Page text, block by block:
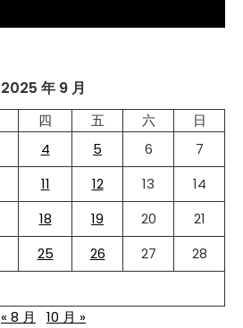
2025 年 9 月
四 五 六
日
4 5 6
7
11 12 13
14
18 19 20
21
25 26 27
28
« 8 月
10 月 »